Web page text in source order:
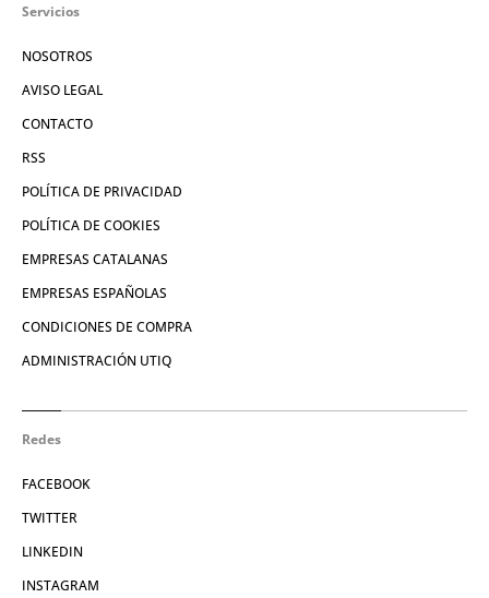
Servicios
NOSOTROS
AVISO LEGAL
CONTACTO
RSS
POLÍTICA DE PRIVACIDAD
POLÍTICA DE COOKIES
EMPRESAS CATALANAS
EMPRESAS ESPAÑOLAS
CONDICIONES DE COMPRA
ADMINISTRACIÓN UTIQ
Redes
FACEBOOK
TWITTER
LINKEDIN
INSTAGRAM